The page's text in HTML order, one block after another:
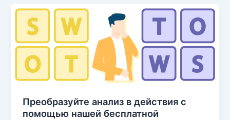
Преобразуйте анализ в действия с
помощью нашей бесплатной